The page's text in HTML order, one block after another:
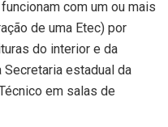
com um ou mais
de uma Etec) por
do interior e da
Secretaria estadual da
em salas de